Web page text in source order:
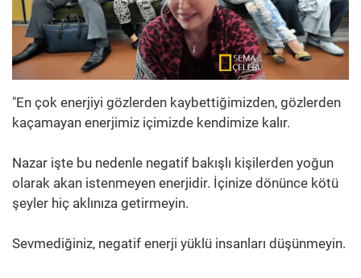
"En çok enerjiyi gözlerden kaybettiğimizden, gözlerden
kaçamayan enerjimiz içimizde kendimize kalır.
Nazar işte bu nedenle negatif bakışlı kişilerden yoğun
olarak akan istenmeyen enerjidir. İçinize dönünce kötü
şeyler hiç aklınıza getirmeyin.
Sevmediğiniz, negatif enerji yüklü insanları düşünmeyin.